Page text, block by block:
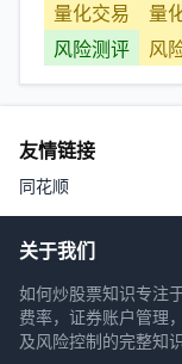
量化交易
量
风险测评
风
友情链接
同花顺
关于我们
如何炒股票知识专注
费率，证券账户管理
及风险控制的完整知